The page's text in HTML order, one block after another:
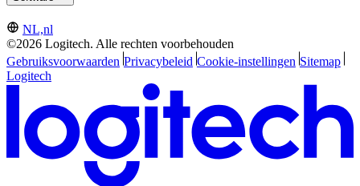
NL,nl
©2026 Logitech. Alle rechten voorbehouden
Gebruiksvoorwaarden Privacybeleid Cookie-instellingen Sitemap
Logitech